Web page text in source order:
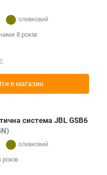
8 років
в магазин
система JBL GSB6